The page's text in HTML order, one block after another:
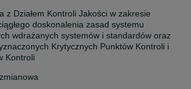
z Działem Kontroli Jakości w zakresie
doskonalenia zasad systemu
wdrażanych systemów i standardów oraz
Krytycznych Punktów Kontroli i
Kontroli